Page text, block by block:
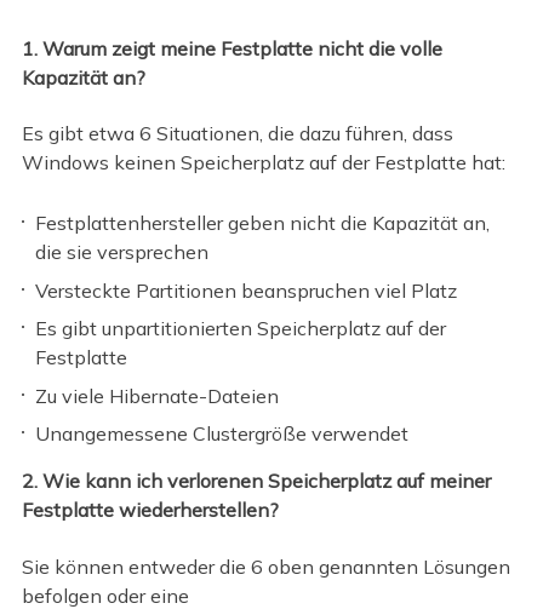
1. Warum zeigt meine Festplatte nicht die volle
Kapazität an?
Es gibt etwa 6 Situationen, die dazu führen, dass
Windows keinen Speicherplatz auf der Festplatte hat:
Festplattenhersteller geben nicht die Kapazität an,
die sie versprechen
Versteckte Partitionen beanspruchen viel Platz
Es gibt unpartitionierten Speicherplatz auf der
Festplatte
Zu viele Hibernate-Dateien
Unangemessene Clustergröße verwendet
2. Wie kann ich verlorenen Speicherplatz auf meiner
Festplatte wiederherstellen?
Sie können entweder die 6 oben genannten Lösungen
befolgen oder eine